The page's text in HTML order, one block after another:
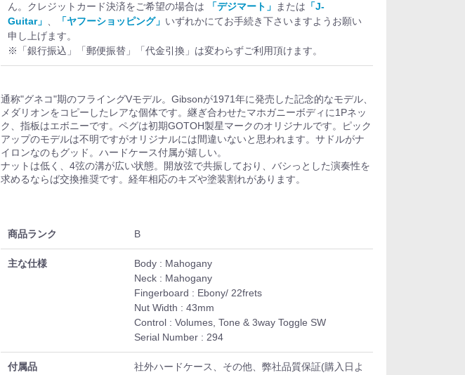
ん。クレジットカード決済をご希望の場合は
「デジマート」 または 「J-
Guitar」
「ヤフーショッピング」 いずれかにてお手続き下さいますようお願い
申し上げます。
※「銀行振込」「郵便振替」「代金引換」は変わらずご利用頂けます。
通称"グネコ"期のフライングVモデル。Gibsonが1971年に発売した記念的なモデル、
メダリオンをコピーしたレアな個体です。継ぎ合わせたマホガニーボディに1Pネッ
ク、指板はエボニーです。ペグは初期GOTOH製星マークのオリジナルです。ピック
アップのモデルは不明ですがオリジナルには間違いないと思われます。サドルがナ
イロンなのもグッド。ハードケース付属が嬉しい。
ナットは低く、4弦の溝が広い状態。開放弦で共振しており、バシっとした演奏性を
求めるならば交換推奨です。経年相応のキズや塗装割れがあります。
商品ランク B
主な仕様
Body : Mahogany
Neck : Mahogany
Fingerboard : Ebony/ 22frets
Nut Width : 43mm
Control : Volumes, Tone & 3way Toggle SW
Serial Number : 294
付属品
社外ハードケース、その他、弊社品質保証(購入日よ